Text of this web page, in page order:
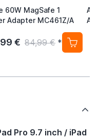
60W MagSafe 1
Adapter MC461Z/A
€ 84,99 € *
Pro 9.7 inch / iPad